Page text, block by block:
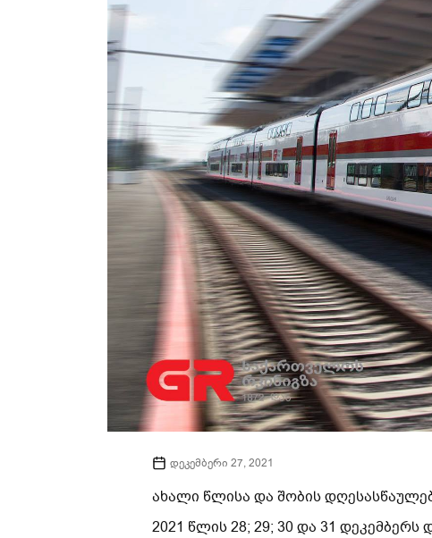
დეკემბერი 27, 2021
ახალი წლისა და შობის
2021 წლის 28; 29; 30 და 31